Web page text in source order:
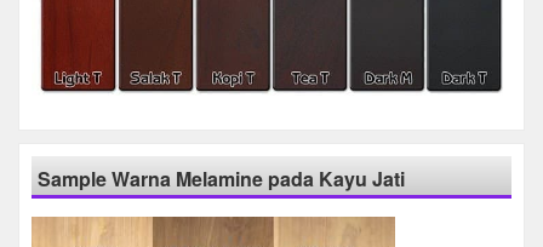
Sample Warna Melamine pada Kayu Jati